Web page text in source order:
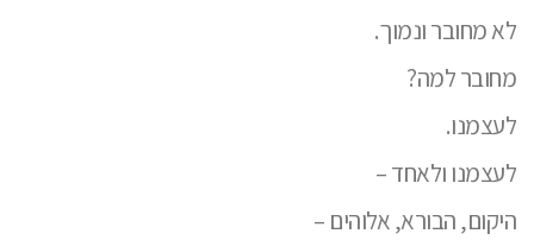
לא מחובר ונמוך.
מחובר למה?
לעצמנו.
לעצמנו ולאחד –
היקום, הבורא, אלוהים –